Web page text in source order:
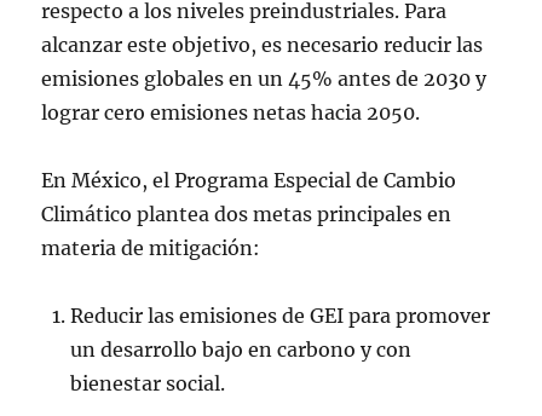
respecto a los niveles preindustriales. Para
alcanzar este objetivo, es necesario reducir las
emisiones globales en un 45% antes de 2030 y
lograr cero emisiones netas hacia 2050.
En México, el Programa Especial de Cambio
Climático plantea dos metas principales en
materia de mitigación:
Reducir las emisiones de GEI para promover
un desarrollo bajo en carbono y con
bienestar social.